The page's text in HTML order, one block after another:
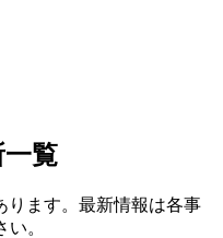
覧
ます。最新情報は各事
。